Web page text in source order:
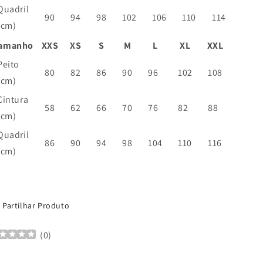
90 94 98 102 106 110 114
XXS XS S M L XL
XXL
80 82 86 90 96 102 108
58 62 66 70 76 82 88
86 90 94 98 104 110 116
Partilhar Produto
(0)